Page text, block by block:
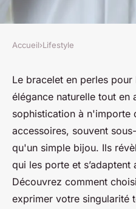
LIFESTYLE
Bracelet
élégance
main
Lucas•24 octobre 2024 •7
Accueil›Lifestyle
Le bracelet en perles pour
élégance naturelle tout en
sophistication à n'importe
accessoires, souvent
qu'un simple bijou. Ils
qui les porte et
Découvrez comment
exprimer votre singularité